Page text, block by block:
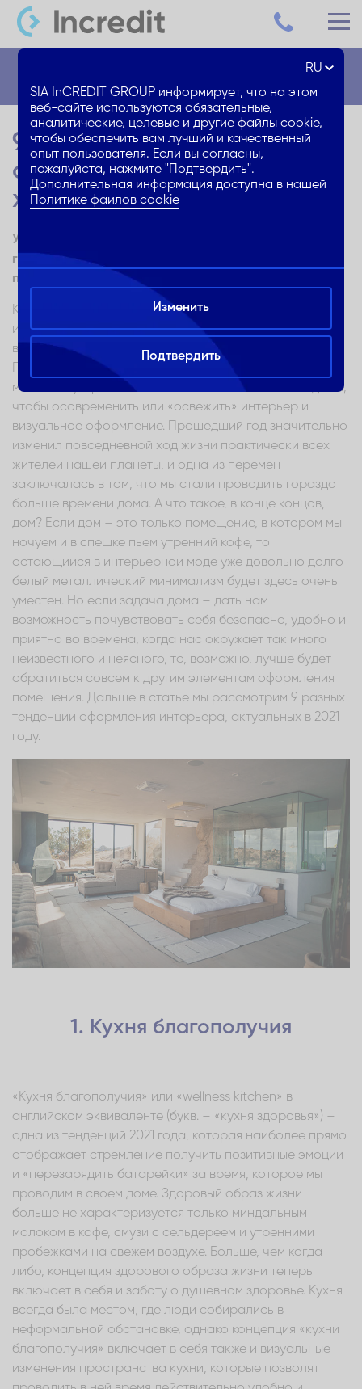
9 актуальных тенденций в
оформлении интерьера
жилища
Узнай больше о 9 самых актуальных тенденциях 2021
года в дизайне интерьера, и «освежи» свой дом с их
помощью!
Каждый новый год приносит нам новые тенденции в
интерьере, из которых мы можем почерпнуть
вдохновение для преобразований и в своих домах.
При этом нет необходимости делать ремонт или
менять обустройство всех помещений или всего дома,
чтобы осовременить или «освежить» интерьер и
визуальное оформление. Прошедший год значительно
изменил повседневной ход жизни практически всех
жителей нашей планеты, и одна из перемен
заключалась в том, что мы стали проводить гораздо
больше времени дома. А что такое, в конце концов,
дом? Если дом – это только помещение, в котором мы
ночуем и в спешке пьем утренний кофе, то
остающийся в интерьерной моде уже довольно долго
белый металлический минимализм будет здесь очень
уместен. Но если задача дома – дать нам
возможность почувствовать себя безопасно, удобно и
приятно во времена, когда нас окружает так много
неизвестного и неясного, то, возможно, лучше будет
обратиться совсем к другим элементам оформления
помещения. Дальше в статье мы рассмотрим 9 разных
тенденций оформления интерьера, актуальных в 2021
году.
1. Кухня благополучия
«Кухня благополучия» или «wellness kitchen» в
английском эквиваленте (букв. – «кухня здоровья») –
одна из тенденций 2021 года, которая наиболее прямо
отображает стремление получить позитивные эмоции
и «перезарядить батарейки» за время, которое мы
проводим в своем доме. Здоровый образ жизни
больше не характеризуется только миндальным
молоком в кофе, смузи с сельдереем и утренними
пробежками на свежем воздухе. Больше, чем когда-
либо, концепция здорового образа жизни теперь
включает в себя и заботу о душевном здоровье. Кухня
всегда была местом, где люди собирались в
неформальной обстановке, однако концепция «кухни
благополучия» включает в себя также и визуальные
изменения пространства кухни, которые позволят
RU
SIA InCREDIT GROUP информирует, что на этом
веб-сайте используются обязательные,
аналитические, целевые и другие файлы cookie,
чтобы обеспечить вам лучший и качественный
опыт пользователя. Если вы согласны,
пожалуйста, нажмите "Подтвердить".
Дополнительная информация доступна в нашей
Политике файлов cookie
Изменить
Подтвердить